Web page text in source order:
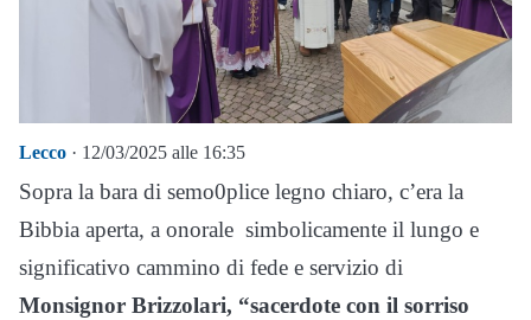
Lecco · 12/03/2025 alle 16:35
Sopra la bara di semo0plice legno chiaro, c’era la
Bibbia aperta, a onorale simbolicamente il lungo e
significativo cammino di fede e servizio di
Monsignor Brizzolari, “sacerdote con il sorriso